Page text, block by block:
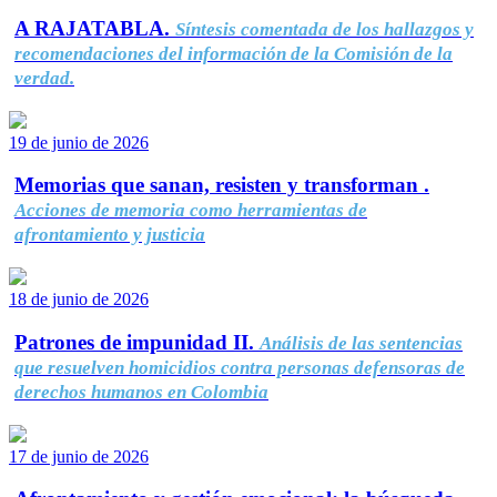
A RAJATABLA. Síntesis comentada de los hallazgos y
recomendaciones del información de la Comisión de la
verdad.
19 de junio de 2026
Memorias que sanan, resisten y transforman .
Acciones de memoria como herramientas de
afrontamiento y justicia
18 de junio de 2026
Patrones de impunidad II. Análisis de las sentencias
que resuelven homicidios contra personas defensoras de
derechos humanos en Colombia
17 de junio de 2026